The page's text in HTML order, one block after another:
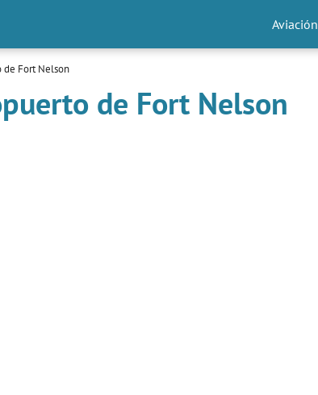
Aviación
de Fort Nelson
de Fort Nelson